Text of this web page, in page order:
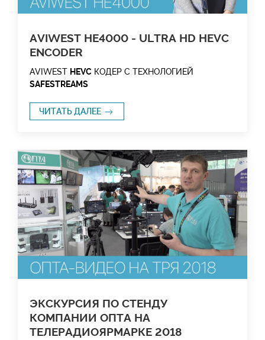
AVIWEST HE4000 - ULTRA HD HEVC
ENCODER
AVIWEST HEVC КОДЕР С ТЕХНОЛОГИЕЙ
SAFESTREAMS
ЧИТАТЬ ДАЛЕЕ
ЭКСКУРСИЯ ПО СТЕНДУ
КОМПАНИИ ОПТА НА
ТЕЛЕРАДИОЯРМАРКЕ 2018